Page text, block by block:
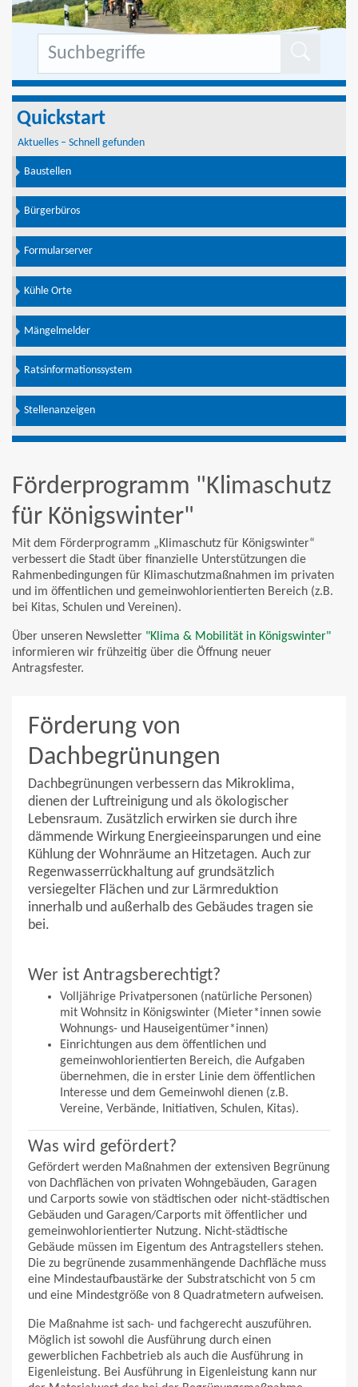
Quickstart
Aktuelles – Schnell gefunden
Baustellen
Bürgerbüros
Formularserver
Kühle Orte
Mängelmelder
Ratsinformationssystem
Stellenanzeigen
Förderprogramm "Klimaschutz
für Königswinter"
Mit dem Förderprogramm „Klimaschutz für Königswinter“
verbessert die Stadt über finanzielle Unterstützungen die
Rahmenbedingungen für Klimaschutzmaßnahmen im privaten
und im öffentlichen und gemeinwohlorientierten Bereich (z.B.
bei Kitas, Schulen und Vereinen).
Über unseren Newsletter "Klima & Mobilität in Königswinter"
informieren wir frühzeitig über die Öffnung neuer
Antragsfester.
Förderung von
Dachbegrünungen
Dachbegrünungen verbessern das Mikroklima,
dienen der Luftreinigung und als ökologischer
Lebensraum. Zusätzlich erwirken sie durch ihre
dämmende Wirkung Energieeinsparungen und eine
Kühlung der Wohnräume an Hitzetagen. Auch zur
Regenwasserrückhaltung auf grundsätzlich
versiegelter Flächen und zur Lärmreduktion
innerhalb und außerhalb des Gebäudes tragen sie
bei.
Wer ist Antragsberechtigt?
Volljährige Privatpersonen (natürliche Personen)
mit Wohnsitz in Königswinter (Mieter*innen sowie
Wohnungs- und Hauseigentümer*innen)
Einrichtungen aus dem öffentlichen und
gemeinwohlorientierten Bereich, die Aufgaben
übernehmen, die in erster Linie dem öffentlichen
Interesse und dem Gemeinwohl dienen (z.B.
Vereine, Verbände, Initiativen, Schulen, Kitas).
Was wird gefördert?
Gefördert werden Maßnahmen der extensiven Begrünung
von Dachflächen von privaten Wohngebäuden, Garagen
und Carports sowie von städtischen oder nicht-städtischen
Gebäuden und Garagen/Carports mit öffentlicher und
gemeinwohlorientierter Nutzung. Nicht-städtische
Gebäude müssen im Eigentum des Antragstellers stehen.
Die zu begrünende zusammenhängende Dachfläche muss
eine Mindestaufbaustärke der Substratschicht von 5 cm
und eine Mindestgröße von 8 Quadratmetern aufweisen.
Die Maßnahme ist sach- und fachgerecht auszuführen.
Möglich ist sowohl die Ausführung durch einen
gewerblichen Fachbetrieb als auch die Ausführung in
Eigenleistung. Bei Ausführung in Eigenleistung kann nur